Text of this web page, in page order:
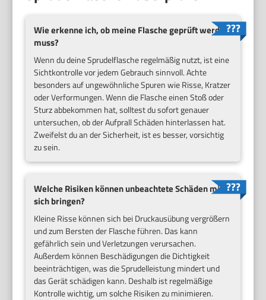
Wie erkenne ich, ob meine Flasche geprüft werden
muss?
Wenn du deine Sprudelflasche regelmäßig nutzt, ist eine
Sichtkontrolle vor jedem Gebrauch sinnvoll. Achte
besonders auf ungewöhnliche Spuren wie Risse, Kratzer
oder Verformungen. Wenn die Flasche einen Stoß oder
Sturz abbekommen hat, solltest du sofort genauer
untersuchen, ob der Aufprall Schäden hinterlassen hat.
Zweifelst du an der Sicherheit, ist es besser, vorsichtig
zu sein.
Welche Risiken können unbeachtete Schäden mit
sich bringen?
Kleine Risse können sich bei Druckausübung vergrößern
und zum Bersten der Flasche führen. Das kann
gefährlich sein und Verletzungen verursachen.
Außerdem können Beschädigungen die Dichtigkeit
beeinträchtigen, was die Sprudelleistung mindert und
das Gerät schädigen kann. Deshalb ist regelmäßige
Kontrolle wichtig, um solche Risiken zu minimieren.